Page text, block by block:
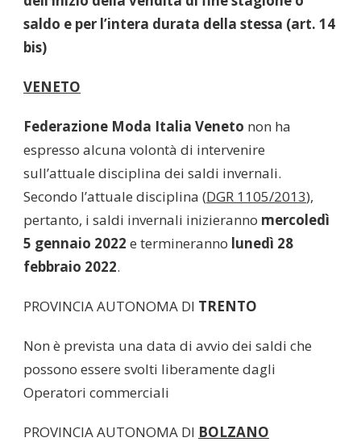
saldo e per l’intera durata della stessa (art. 14
bis)
VENETO
Federazione Moda Italia Veneto non ha
espresso alcuna volontà di intervenire
sull’attuale disciplina dei saldi invernali.
Secondo l’attuale disciplina (DGR 1105/2013),
pertanto, i saldi invernali inizieranno mercoledì
5 gennaio 2022 e termineranno lunedì 28
febbraio 2022.
PROVINCIA AUTONOMA DI TRENTO
Non è prevista una data di avvio dei saldi che
possono essere svolti liberamente dagli
Operatori commerciali
PROVINCIA AUTONOMA DI BOLZANO